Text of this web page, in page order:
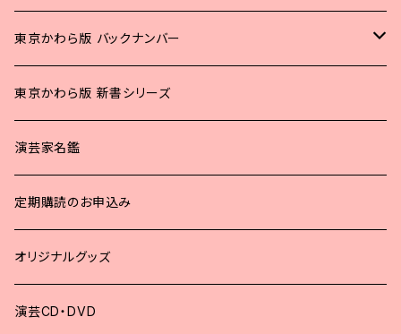
東京かわら版 バックナンバー
2025年
2024年
2023年
2022年
2021年
東京かわら版 新書シリーズ
演芸家名鑑
定期購読のお申込み
オリジナルグッズ
演芸CD・DVD